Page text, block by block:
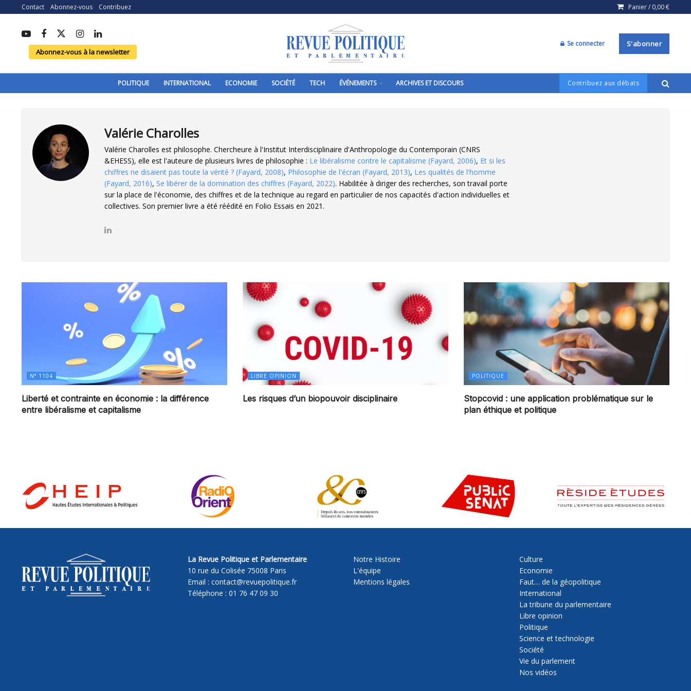
Contact Abonnez-vous Contribuez Panier / 0,00€
Abonnez-vous à la newsletter
Se connecter S'abonner
POLITIQUE INTERNATIONAL ECONOMIE SOCIÉTÉ TECH ÉVÉNEMENTS ARCHIVES ET DISCOURS Contribuez aux débats
Valérie Charolles
Valérie Charolles est philosophe. Chercheure à l'Institut Interdisciplinaire d'Anthropologie du Contemporain (CNRS
&EHESS), elle est l'auteure de plusieurs livres de philosophie : Le libéralisme contre le capitalisme (Fayard, 2006), Et si les
chiffres ne disaient pas toute la vérité ? (Fayard, 2008), Philosophie de l'écran (Fayard, 2013), Les qualités de l'homme
(Fayard, 2016), Se libérer de la domination des chiffres (Fayard, 2022). Habilitée à diriger des recherches, son travail porte
sur la place de l'économie, des chiffres et de la technique au regard en particulier de nos capacités d'action individuelles et
collectives. Son premier livre a été réédité en Folio Essais en 2021.
N° 1104
Liberté et contrainte en économie : la différence
entre libéralisme et capitalisme
LIBRE OPINION
Les risques d’un biopouvoir disciplinaire
POLITIQUE
Stopcovid : une application problématique sur le
plan éthique et politique
La Revue Politique et Parlementaire
10 rue du Colisée 75008 Paris
Email : contact@revuepolitique.fr
Téléphone : 01 76 47 09 30
Notre Histoire
L'équipe
Mentions légales
Culture
Economie
Faut… de la géopolitique
International
La tribune du parlementaire
Libre opinion
Politique
Science et technologie
Société
Vie du parlement
Nos vidéos